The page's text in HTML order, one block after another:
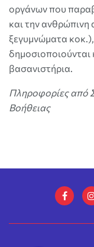
οργάνων που
και την ανθρώπινη
ξεγυμνώματα
δημοσιοποιούνται
βασανιστήρια.
Πληροφορίες από
Βοήθειας